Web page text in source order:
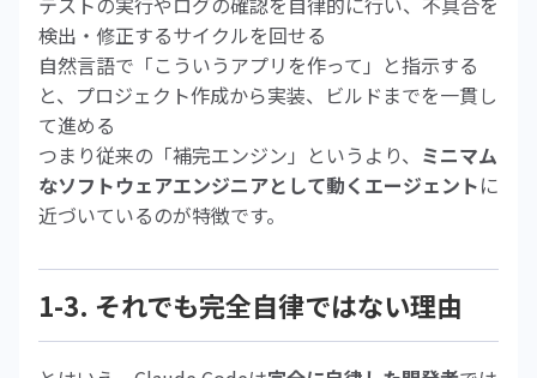
検出・修正するサイクルを回せる
自然言語で「こういうアプリを作って」と指示する
と、プロジェクト作成から実装、ビルドまでを一貫し
て進める
つまり従来の「補完エンジン」というより、 ミニマム
なソフトウェアエンジニアとして動くエージェントに
近づいているのが特徴です。
1-3. それでも完全自律ではない理由